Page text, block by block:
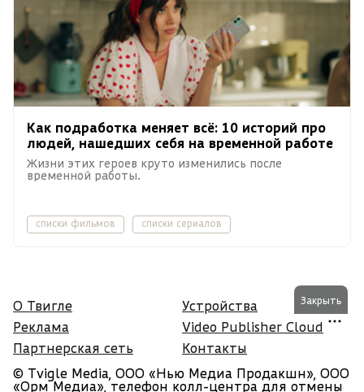
Как подработка меняет всё: 10 историй про
людей, нашедших себя на временной работе
Жизни этих героев круто изменились после
временной работы.
списки фильмов списки сериалов
Закрыть
О Твигле
Устройства
Реклама
Video Publisher Cloud
Партнерская сеть
Контакты
© Tvigle Media, ООО «Нью Медиа Продакшн», ООО
«Орм Медиа», телефон колл-центра для отмены